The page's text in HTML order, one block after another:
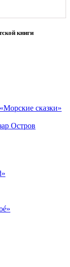
книги
сказки»
Остров